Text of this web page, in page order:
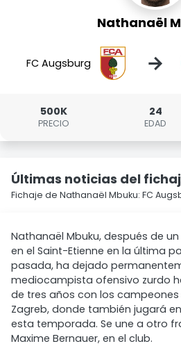
Nathanaël
FC Augsburg →
500K
PRECIO
24
EDAD
Últimas noticias del
Fichaje de Nathanaël Mbuku: FC
Nathanaël Mbuku, después de
en el Saint-Etienne en la última
pasada, ha dejado
mediocampista ofensivo zurdo
de tres años con los
Zagreb, donde también jugará
esta temporada. Se une a otro
Maxime Bernauer, en el club.